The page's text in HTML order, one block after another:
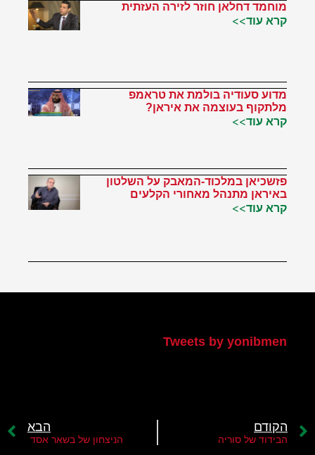
מוחמד דחלאן חוזר לזירה העזתית
קרא עוד>>
מדוע סעודיה בולמת את טראמפ
מלתקוף בעוצמה את איראן?
קרא עוד>>
פזשכיאן במלכוד-המאבק על השלטון
באיראן מתנהל מאחורי הקלעים
קרא עוד>>
Tweets by yonibmen
הקודם
הבידוד של סוריה
הבא
הניצחון של בשאר אסד